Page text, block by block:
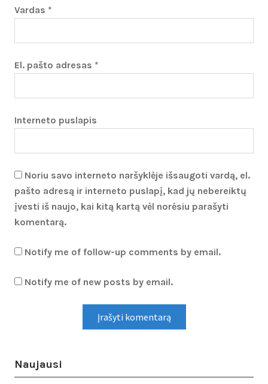
Vardas *
El. pašto adresas *
Interneto puslapis
Noriu savo interneto naršyklėje išsaugoti vardą, el.
pašto adresą ir interneto puslapį, kad jų nebereiktų
įvesti iš naujo, kai kitą kartą vėl norėsiu parašyti
komentarą.
Notify me of follow-up comments by email.
Notify me of new posts by email.
Naujausi